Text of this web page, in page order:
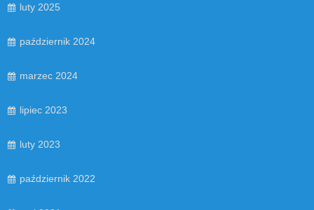
luty 2025
październik 2024
marzec 2024
lipiec 2023
luty 2023
październik 2022